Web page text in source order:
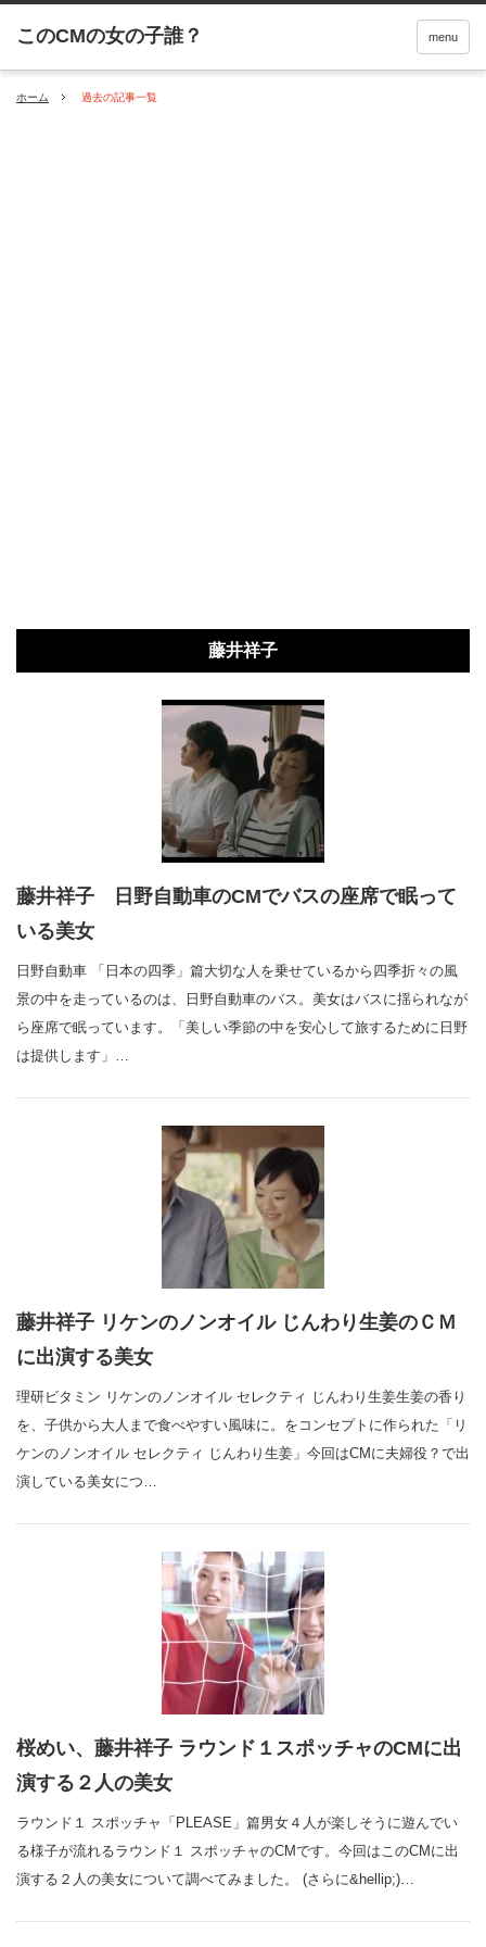
menu
ホーム 過去の記事一覧
藤井祥子
藤井祥子 日野自動車のCMでバスの座席で眠って
いる美女
日野自動車 「日本の四季」篇大切な人を乗せているから四季折々の風
景の中を走っているのは、日野自動車のバス。美女はバスに揺られなが
ら座席で眠っています。「美しい季節の中を安心して旅するために日野
は提供します」…
藤井祥子 リケンのノンオイル じんわり生姜のＣＭ
に出演する美女
理研ビタミン リケンのノンオイル セレクティ じんわり生姜生姜の香り
を、子供から大人まで食べやすい風味に。をコンセプトに作られた「リ
ケンのノンオイル セレクティ じんわり生姜」今回はCMに夫婦役？で出
演している美女につ…
桜めい、藤井祥子 ラウンド１スポッチャのCMに出
演する２人の美女
ラウンド１ スポッチャ「PLEASE」篇男女４人が楽しそうに遊んでい
る様子が流れるラウンド１ スポッチャのCMです。今回はこのCMに出
演する２人の美女について調べてみました。 (さらに&hellip;)…